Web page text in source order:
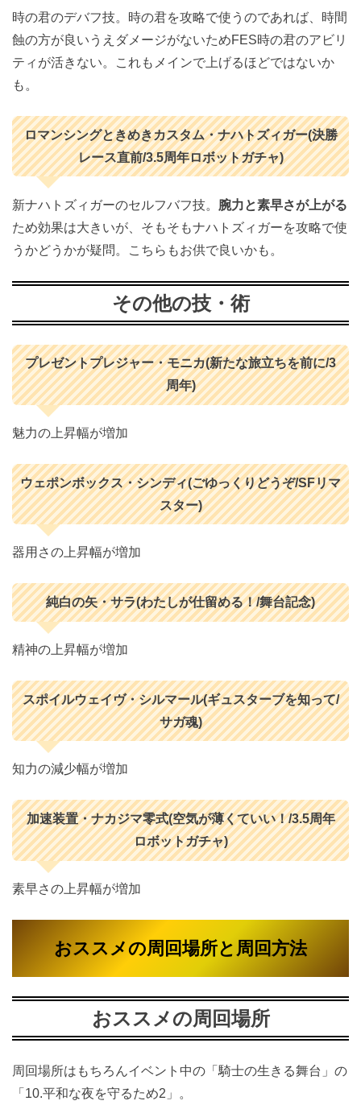
時の君のデバフ技。時の君を攻略で使うのであれば、時間
蝕の方が良いうえダメージがないためFES時の君のアビリ
ティが活きない。これもメインで上げるほどではないか
も。
ロマンシングときめきカスタム・ナハトズィガー(決勝
レース直前/3.5周年ロボットガチャ)
新ナハトズィガーのセルフバフ技。 腕力と素早さが上がる
ため効果は大きいが、そもそもナハトズィガーを攻略で使
うかどうかが疑問。こちらもお供で良いかも。
その他の技・術
プレゼントプレジャー・モニカ(新たな旅立ちを前に/3
周年)
魅力の上昇幅が増加
ウェポンボックス・シンディ(ごゆっくりどうぞ/SFリマ
スター)
器用さの上昇幅が増加
純白の矢・サラ(わたしが仕留める！/舞台記念)
精神の上昇幅が増加
スポイルウェイヴ・シルマール(ギュスターブを知って/
サガ魂)
知力の減少幅が増加
加速装置・ナカジマ零式(空気が薄くていい！/3.5周年
ロボットガチャ)
素早さの上昇幅が増加
おススメの周回場所と周回方法
おススメの周回場所
周回場所はもちろんイベント中の「騎士の生きる舞台」の
「10.平和な夜を守るため2」。